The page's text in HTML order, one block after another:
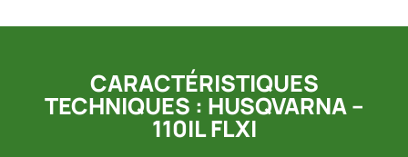
CARACTÉRISTIQUES
TECHNIQUES : HUSQVARNA –
110IL FLXI